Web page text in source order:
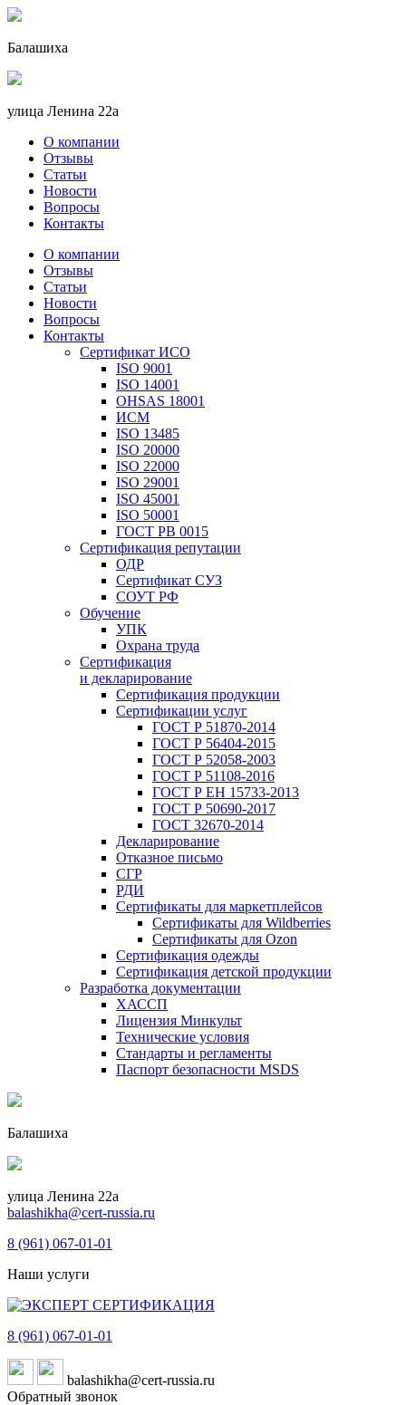
Балашиха
улица Ленина 22a
О компании
Отзывы
Статьи
Новости
Вопросы
Контакты
О компании
Отзывы
Статьи
Новости
Вопросы
Контакты
Сертификат ИСО
ISO 9001
ISO 14001
OHSAS 18001
ИСМ
ISO 13485
ISO 20000
ISO 22000
ISO 29001
ISO 45001
ISO 50001
ГОСТ РВ 0015
Сертификация репутации
ОДР
Сертификат СУЗ
СОУТ РФ
Обучение
УПК
Охрана труда
Сертификация
и декларирование
Сертификация продукции
Сертификации услуг
ГОСТ Р 51870-2014
ГОСТ Р 56404-2015
ГОСТ Р 52058-2003
ГОСТ Р 51108-2016
ГОСТ Р ЕН 15733-2013
ГОСТ Р 50690-2017
ГОСТ 32670-2014
Декларирование
Отказное письмо
СГР
РДИ
Сертификаты для маркетплейсов
Сертификаты для Wildberries
Сертификаты для Ozon
Сертификация одежды
Сертификация детской продукции
Разработка документации
ХАССП
Лицензия Минкульт
Технические условия
Стандарты и регламенты
Паспорт безопасности MSDS
Балашиха
улица Ленина 22a
balashikha@cert-russia.ru
8 (961) 067-01-01
Наши услуги
8 (961) 067-01-01
balashikha@cert-russia.ru
Обратный звонок